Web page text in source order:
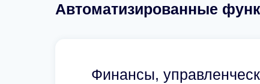
Автоматизированные
Финансы,